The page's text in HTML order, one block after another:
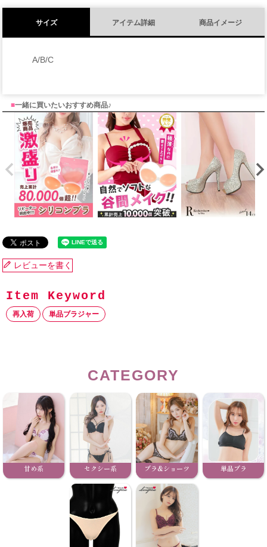
サイズ アイテム詳細 商品イメージ
A/B/C
■一緒に買いたいおすすめ商品♪
レビューを書く
再入荷 単品ブラジャー
CATEGORY
甘め系 セクシー系 ブラ&ショーツ 単品ブラ